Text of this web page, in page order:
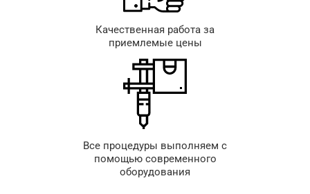
Качественная работа за
приемлемые цены
Все процедуры выполняем с
помощью современного
оборудования